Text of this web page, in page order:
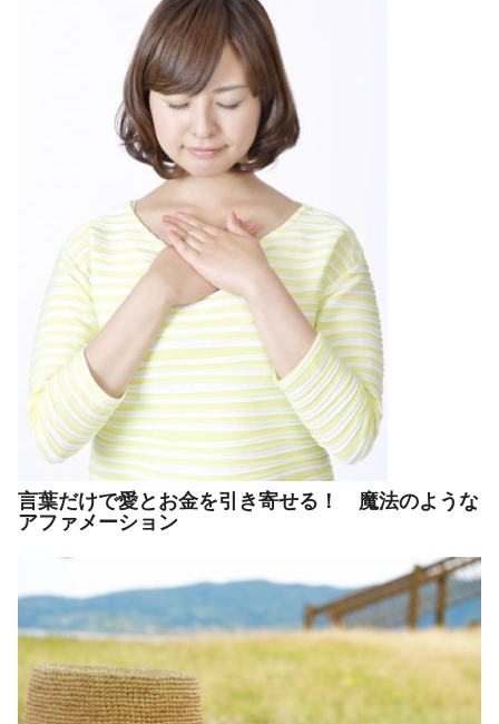
言葉だけで愛とお金を引き寄せる！ 魔法のような
アファメーション